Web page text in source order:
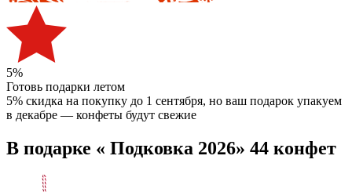
5%
Готовь подарки летом
5% скидка на покупку до 1 сентября, но ваш подарок упакуем
в декабре — конфеты будут свежие
В подарке « Подковка 2026» 44 конфет